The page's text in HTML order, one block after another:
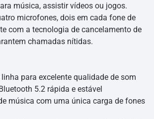
música, assistir vídeos ou jogos.
microfones, dois em cada fone de
com a tecnologia de cancelamento de
chamadas nítidas.
para excelente qualidade de som
5.2 rápida e estável
música com uma única carga de fones